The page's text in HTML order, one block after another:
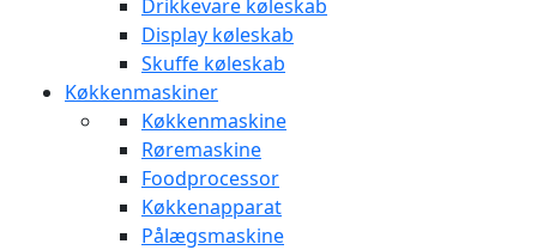
Drikkevare køleskab
Display køleskab
Skuffe køleskab
Køkkenmaskiner
Køkkenmaskine
Røremaskine
Foodprocessor
Køkkenapparat
Pålægsmaskine